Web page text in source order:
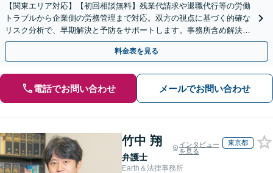
【関東エリア対応】【初回相談無料】残業代請求や退職代行等の労働
トラブルから企業側の労務管理まで対応。双方の視点に基づく的確な
リスク分析で、早期解決と予防をサポートします。事務所含め解決実
績は年300件以上！【時間外・Web相談も可】
料金表を見る
電話でお問い合わせ メールでお問い合わせ
竹中 翔
弁護士
インタビュー
を見る
東京都
Earth＆法律事務所